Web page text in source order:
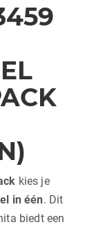
kies je
in één. Dit
biedt een